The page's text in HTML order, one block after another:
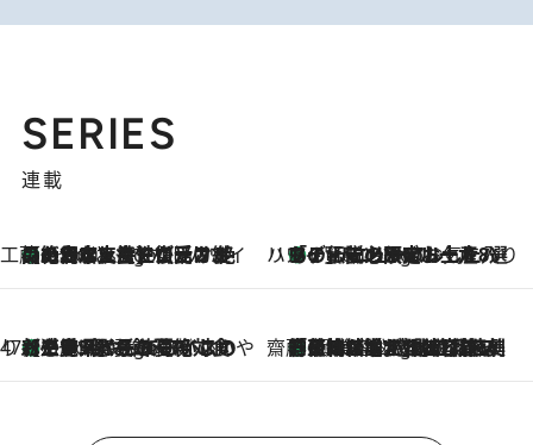
SERIES
連載
工藤まやのおもてなしハワイ
2 Hours Ago
【ハワイ土産】ローカルの絶大な支持で復活！ 絶品の幻クッキー《元ファンの日本人女性が受け継いだ名店》 ハワイ賢者 リサのお気に入りリスト2 Hours Ago
あの伝説の限定トートも！ リニューアルした「ディーン＆デルーカ ハワイ」で必須のお土産8選
47都道府県の手みやげ ひんやりスイーツで夏を満喫
2 Hours Ago
【三重県】この夏絶対食べたい 冷やしておいしいおやつ3選 お餅×アイスの新感覚スイーツ 齋藤 薫 美容脳ルネサンス
2 Hours Ago
「荷物が増えるほど旅ストレスは増す」美容ジャーナリストがたどり着いた最終結論。“化粧品を劇的に減らす”感動の凝縮美容とは